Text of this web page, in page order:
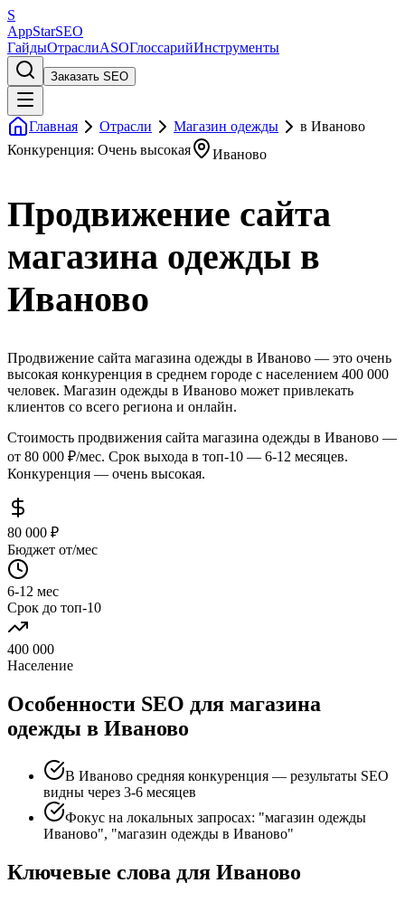
S
AppStarSEO
ГайдыОтраслиASOГлоссарийИнструменты
Заказать SEO
Главная Отрасли Магазин одежды
в Иваново
Конкуренция: Очень высокая
Иваново
Продвижение сайта
магазина одежды в
Иваново
Продвижение сайта магазина одежды в Иваново — это очень
высокая конкуренция в среднем городе с населением 400 000
человек. Магазин одежды в Иваново может привлекать
клиентов со всего региона и онлайн.
Стоимость продвижения сайта магазина одежды в Иваново —
от 80 000 ₽/мес. Срок выхода в топ-10 — 6-12 месяцев.
Конкуренция — очень высокая.
80 000 ₽
Бюджет от/мес
6-12 мес
Срок до топ-10
400 000
Население
Особенности SEO для магазина
одежды в Иваново
В Иваново средняя конкуренция — результаты SEO
видны через 3-6 месяцев
Фокус на локальных запросах: "магазин одежды
Иваново", "магазин одежды в Иваново"
Ключевые слова для Иваново